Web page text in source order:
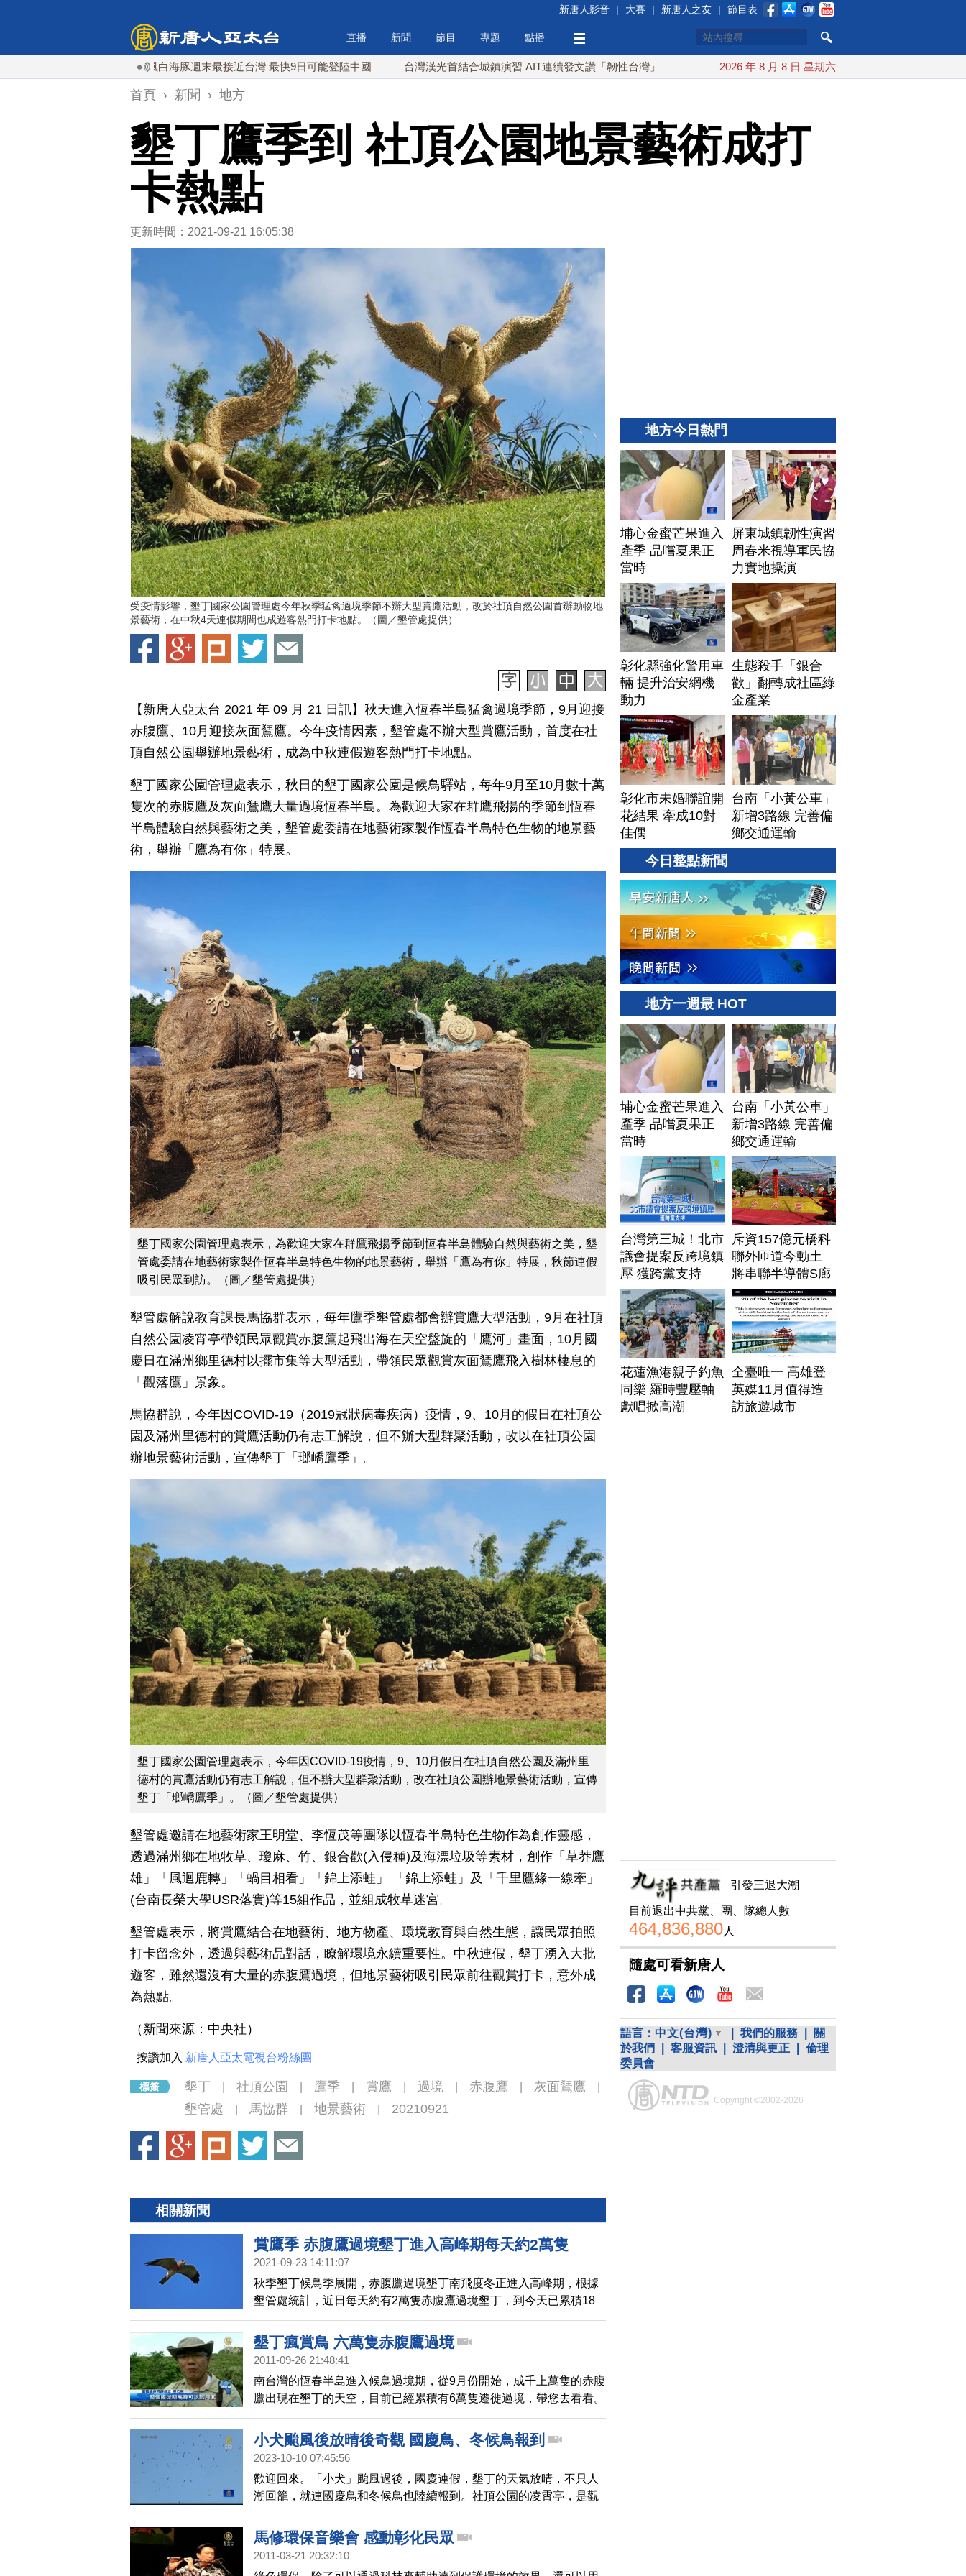
新唐人影音 | 大賽 | 新唐人之友 | 節目表
直播 新聞 節目 專題 點播
颱風白海豚週末最接近台灣 最快9日可能登陸中國 台灣漢光首結合城鎮演習 AIT連續發文讚「韌性台灣」 搞分化？美情報：普京最快今秋 試探攻擊北約盟國
2026 年 8 月 8 日 星期六
首頁 › 新聞 › 地方
墾丁鷹季到 社頂公園地景藝術成打
卡熱點
更新時間：2021-09-21 16:05:38
受疫情影響，墾丁國家公園管理處今年秋季猛禽過境季節不辦大型賞鷹活動，改於社頂自然公園首辦動物地
景藝術，在中秋4天連假期間也成遊客熱門打卡地點。（圖／墾管處提供）
【新唐人亞太台 2021 年 09 月 21 日訊】秋天進入恆春半島猛禽過境季節，9月迎接
赤腹鷹、10月迎接灰面鵟鷹。今年疫情因素，墾管處不辦大型賞鷹活動，首度在社
頂自然公園舉辦地景藝術，成為中秋連假遊客熱門打卡地點。
墾丁國家公園管理處表示，秋日的墾丁國家公園是候鳥驛站，每年9月至10月數十萬
隻次的赤腹鷹及灰面鵟鷹大量過境恆春半島。為歡迎大家在群鷹飛揚的季節到恆春
半島體驗自然與藝術之美，墾管處委請在地藝術家製作恆春半島特色生物的地景藝
術，舉辦「鷹為有你」特展。
墾丁國家公園管理處表示，為歡迎大家在群鷹飛揚季節到恆春半島體驗自然與藝術之美，墾
管處委請在地藝術家製作恆春半島特色生物的地景藝術，舉辦「鷹為有你」特展，秋節連假
吸引民眾到訪。（圖／墾管處提供）
墾管處解說教育課長馬協群表示，每年鷹季墾管處都會辦賞鷹大型活動，9月在社頂
自然公園凌宵亭帶領民眾觀賞赤腹鷹起飛出海在天空盤旋的「鷹河」畫面，10月國
慶日在滿州鄉里德村以擺市集等大型活動，帶領民眾觀賞灰面鵟鷹飛入樹林棲息的
「觀落鷹」景象。
馬協群說，今年因COVID-19（2019冠狀病毒疾病）疫情，9、10月的假日在社頂公
園及滿州里德村的賞鷹活動仍有志工解說，但不辦大型群聚活動，改以在社頂公園
辦地景藝術活動，宣傳墾丁「瑯嶠鷹季」。
墾丁國家公園管理處表示，今年因COVID-19疫情，9、10月假日在社頂自然公園及滿州里
德村的賞鷹活動仍有志工解說，但不辦大型群聚活動，改在社頂公園辦地景藝術活動，宣傳
墾丁「瑯嶠鷹季」。（圖／墾管處提供）
墾管處邀請在地藝術家王明堂、李恆茂等團隊以恆春半島特色生物作為創作靈感，
透過滿州鄉在地牧草、瓊麻、竹、銀合歡(入侵種)及海漂垃圾等素材，創作「草莽鷹
雄」「風迴鹿轉」「蝸目相看」「錦上添蛙」 「錦上添蛙」及「千里鷹緣一線牽」
(台南長榮大學USR落實)等15組作品，並組成牧草迷宮。
墾管處表示，將賞鷹結合在地藝術、地方物產、環境教育與自然生態，讓民眾拍照
打卡留念外，透過與藝術品對話，瞭解環境永續重要性。中秋連假，墾丁湧入大批
遊客，雖然還沒有大量的赤腹鷹過境，但地景藝術吸引民眾前往觀賞打卡，意外成
為熱點。
（新聞來源：中央社）
按讚加入 新唐人亞太電視台粉絲團
墾丁 社頂公園 鷹季 賞鷹 過境 赤腹鷹 灰面鵟鷹
墾管處 馬協群 地景藝術 20210921
相關新聞
賞鷹季 赤腹鷹過境墾丁進入高峰期每天約2萬隻
2021-09-23 14:11:07
秋季墾丁候鳥季展開，赤腹鷹過境墾丁南飛度冬正進入高峰期，根據
墾管處統計，近日每天約有2萬隻赤腹鷹過境墾丁，到今天已累積18
萬隻以上，超越往年秋天的平均值。
墾丁瘋賞鳥 六萬隻赤腹鷹過境
2011-09-26 21:48:41
南台灣的恆春半島進入候鳥過境期，從9月份開始，成千上萬隻的赤腹
鷹出現在墾丁的天空，目前已經累積有6萬隻遷徙過境，帶您去看看。
小犬颱風後放晴後奇觀 國慶鳥、冬候鳥報到
2023-10-10 07:45:56
歡迎回來。「小犬」颱風過後，國慶連假，墾丁的天氣放晴，不只人
潮回籠，就連國慶鳥和冬候鳥也陸續報到。社頂公園的凌霄亭，是觀
賞赤腹鷹和黑面鵟鷹的最佳地點，而龍鑾潭水域則已經聚集了不少過
冬的鳥類，吸引不少民眾在國慶連假到墾丁賞鳥。
馬修環保音樂會 感動彰化民眾
2011-03-21 20:32:10
地方今日熱門
埔心金蜜芒果進入
產季 品嚐夏果正
當時
屏東城鎮韌性演習
周春米視導軍民協
力實地操演
彰化縣強化警用車
輛 提升治安網機
動力
生態殺手「銀合
歡」翻轉成社區綠
金產業
彰化市未婚聯誼開
花結果 牽成10對
佳偶
台南「小黃公車」
新增3路線 完善偏
鄉交通運輸
今日整點新聞
地方一週最 HOT
埔心金蜜芒果進入
產季 品嚐夏果正
當時
台南「小黃公車」
新增3路線 完善偏
鄉交通運輸
台灣第三城！北市
議會提案反跨境鎮
壓 獲跨黨支持
斥資157億元橋科
聯外匝道今動土
將串聯半導體S廊
帶
花蓮漁港親子釣魚
同樂 羅時豐壓軸
獻唱掀高潮
全臺唯一 高雄登
英媒11月值得造
訪旅遊城市
引發三退大潮
目前退出中共黨、團、隊總人數
464,836,880人
隨處可看新唐人
語言： 中文(台灣) 我們的服務
關
於我們
客服資訊 澄清與更正
倫理
委員會
Copyright ©2002-2026